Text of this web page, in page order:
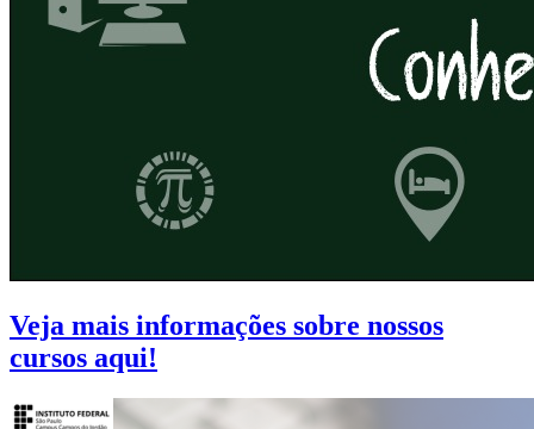
Veja mais informações sobre nossos
cursos aqui!